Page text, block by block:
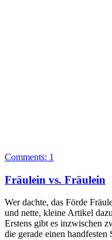
Comments: 1
Fräulein vs. Fräulein
Wer dachte, das Förde
und nette, kleine Artikel
Erstens gibt es inzwischen
die gerade einen handfesten